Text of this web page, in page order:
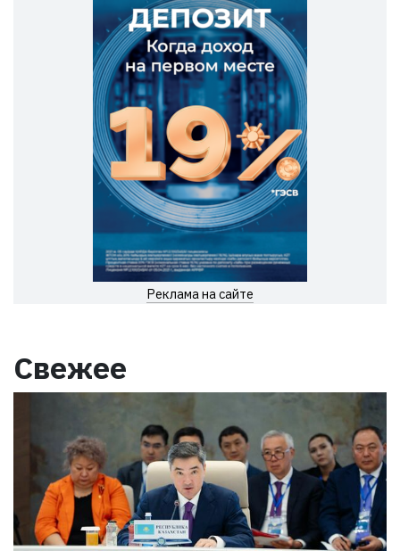
Реклама на сайте
Свежее